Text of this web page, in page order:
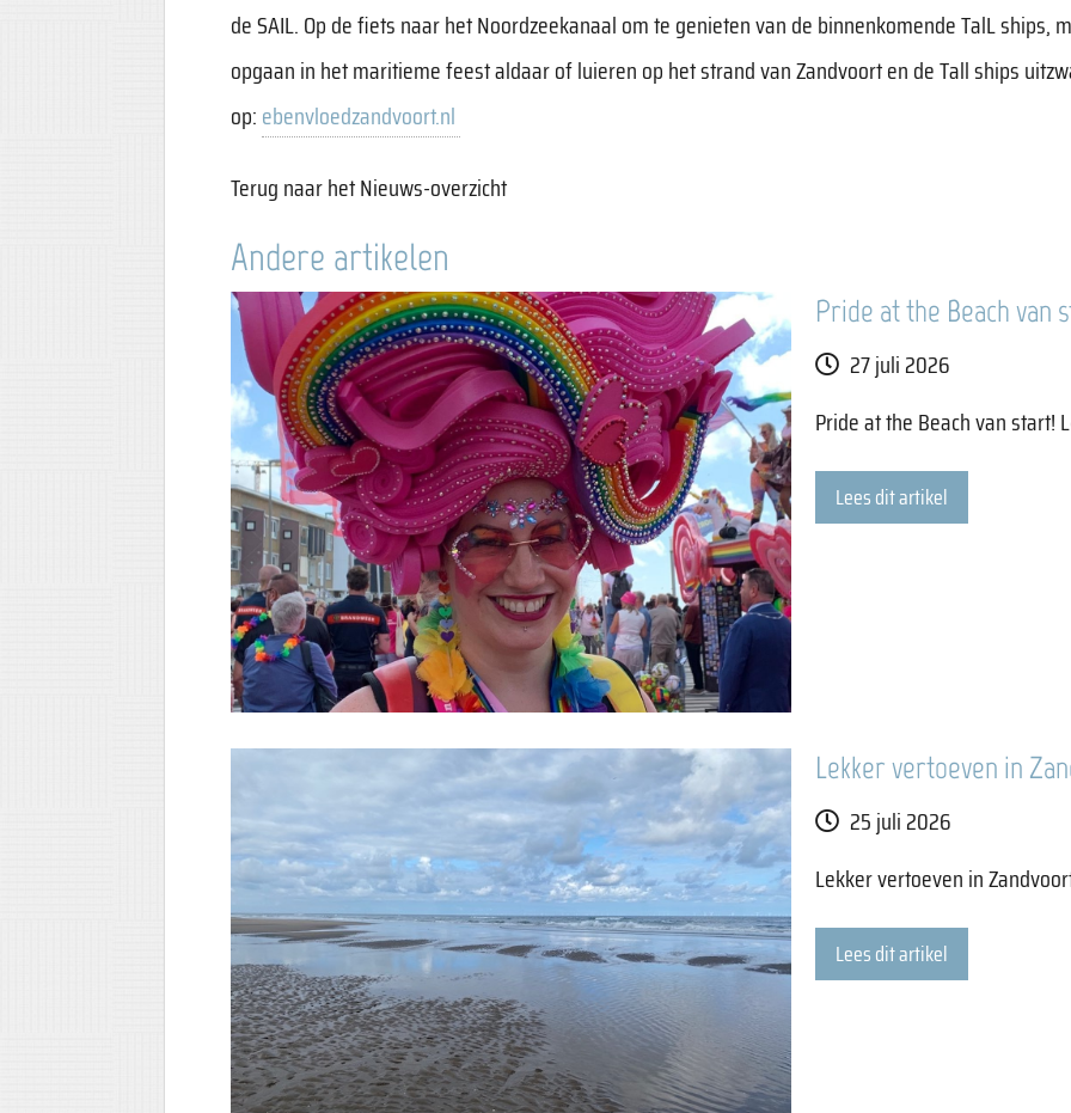
de SAIL. Op de fiets naar het Noordzeekanaal om te genieten van de binnenkomende TalL ships,
opgaan in het maritieme feest aldaar of luieren op het strand van Zandvoort en de Tall ships
op:ebenvloedzandvoort.nl
Terug naar het Nieuws-overzicht
Andere artikelen
Pride at the Beach van
27 juli 2026
Pride at the Beach van start!
Lees dit artikel
Lekker vertoeven in
25 juli 2026
Lekker vertoeven in
Lees dit artikel